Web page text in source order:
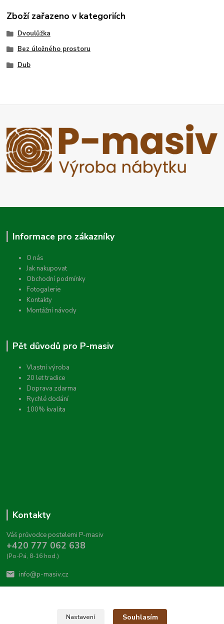
Zboží zařazeno v kategoriích
Dvoulůžka
Bez úložného prostoru
Dub
Informace pro zákazníky
O nás
Jak nakupovat
Obchodní podmínky
Fotogalerie
Kontakty
Montážní návody
Pět důvodů pro P-masiv
Vlastní výroba
20 let tradice
Doprava zdarma
Rychlé dodání
100% kvalita
Kontakty
Váš průvodce postelemi P-masiv
+420 777 062 638
(Po-Pá, 8-16 hod.)
info@p-masiv.cz
Nastavení Souhlasím